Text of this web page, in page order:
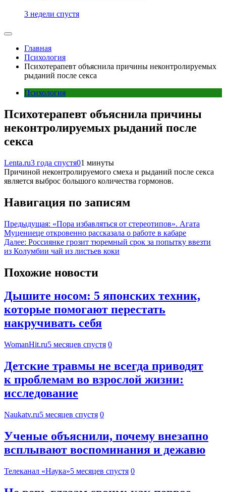
3 недели спустя
Главная
Психология
Психотерапевт объяснила причины неконтролируемых
рыданий после секса
Психология
Психотерапевт объяснила причины
неконтролируемых рыданий после
секса
Lenta.ru3 года спустя01 минуты
Причиной неконтролируемого смеха и рыданий после секса
является выброс большого количества гормонов.
Навигация по записям
Предыдущая: «Пора избавляться от стереотипов». Агата
Муцениеце откровенно рассказала о работе в кабаре
Далее: Россиянке грозит тюремный срок за попытку ввезти
из Колумбии чай из листьев коки
Похожие новости
Дышите носом: 5 японских техник,
которые помогают перестать
накручивать себя
WomanHit.ru5 месяцев спустя 0
Детские травмы не всегда приводят
к проблемам во взрослой жизни:
исследование
Naukatv.ru5 месяцев спустя 0
Ученые объяснили, почему внезапно
всплывают воспоминания и дежавю
Телеканал «Наука»5 месяцев спустя 0